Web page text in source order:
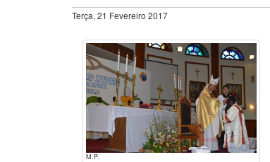
Terça, 21 Fevereiro 2017
M.P.